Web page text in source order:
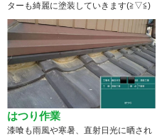
ターも綺麗に塗装していきます(≧▽≦)
はつり作業
漆喰も雨風や寒暑、直射日光に晒され